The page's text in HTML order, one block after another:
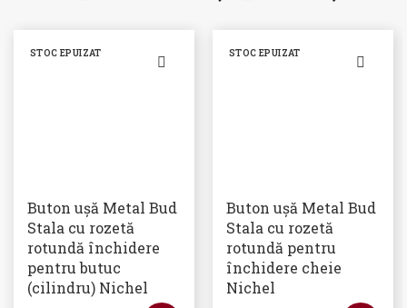
STOC EPUIZAT
Buton ușă Metal Bud
Stala cu rozetă
rotundă închidere
pentru butuc
(cilindru) Nichel
STOC EPUIZAT
Buton ușă Metal Bud
Stala cu rozetă
rotundă pentru
închidere cheie
Nichel